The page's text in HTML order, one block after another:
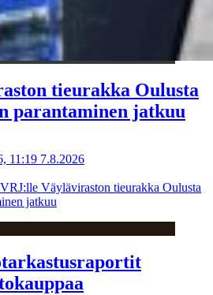
tieurakka Oulusta
parantaminen jatkuu
11:19 7.8.2026
Väyläviraston tieurakka Oulusta
jatkuu